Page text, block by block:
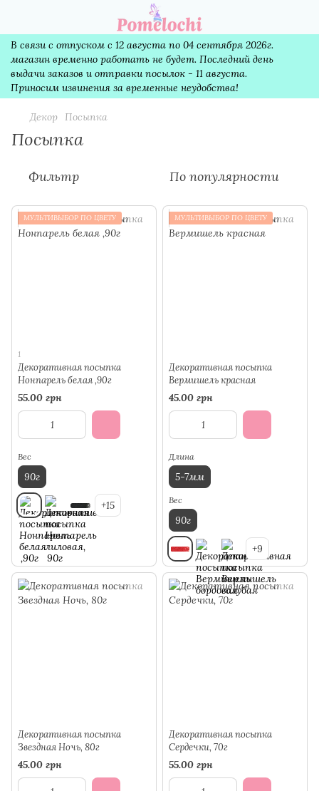
В связи с отпуском с 12 августа по 04 сентября 2026г.
магазин временно работать не будет. Последний день
выдачи заказов и отправки посылок - 11 августа.
Приносим извинения за временные неудобства!
Декор Посыпка
Посыпка
Фильтр По популярности
МУЛЬТИВЫБОР ПО ЦВЕТУ
1
Декоративная посыпка
Нонпарель белая ,90г
55.00 грн
Вес
90г
+15
МУЛЬТИВЫБОР ПО ЦВЕТУ
Декоративная посыпка
Вермишель красная
45.00 грн
Длина
5-7мм
Вес
90г
+9
Декоративная посыпка
Звездная Ночь, 80г
45.00 грн
Декоративная посыпка
Сердечки, 70г
55.00 грн